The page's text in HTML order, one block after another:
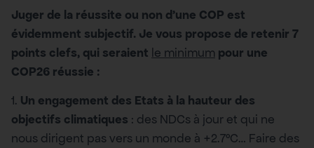
Juger de la réussite ou non d’une COP est
évidemment subjectif. Je vous propose de retenir 7
points clefs, qui seraient le minimum pour une
COP26 réussie :
1. Un engagement des Etats à la hauteur des
objectifs climatiques : des NDCs à jour et qui ne
nous dirigent pas vers un monde à +2.7°C… Faire des